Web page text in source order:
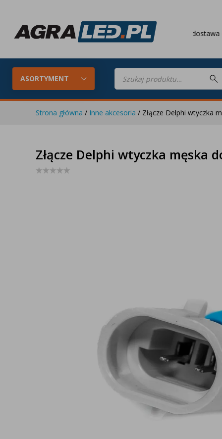
Darmowa dostawa od 649 PLN
ASORTYMENT
Wyszukiwarka
produktów
Konfigurator LED
Skompletuj oświetlenie LED do
swojego ciągnika
Lampy
Opryskiwacze polowe
Oferty
LED
Zestawy oświetlenia
Inne
Kontakt
Strona główna / Inne akcesoria / Złącze Delphi wtyczka
Złącze Delphi wtyczka męska